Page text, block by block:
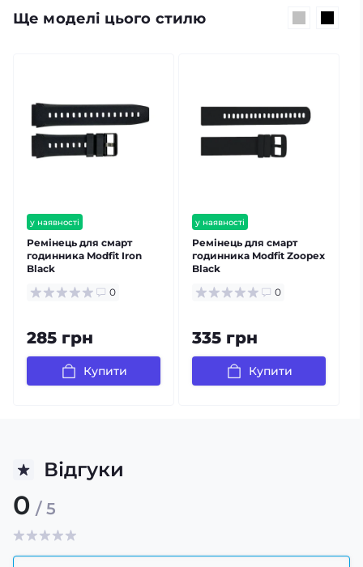
Ще моделі цього стилю
у наявності
Ремінець для смарт
годинника Modfit Iron
Black
0
285 грн
Купити
у наявності
залишилось мало
Ремінець для смарт
годинника Modfit Zoopex
Black
0
335 грн
Купити
Відгуки
0 / 5